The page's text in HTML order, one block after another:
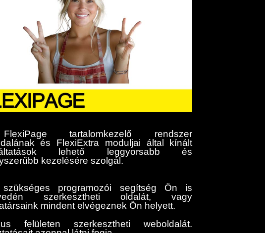
tartalomkezelő rendszer
és FlexiExtra moduljai által kínált
lehető leggyorsabb és
kezelésére szolgál.
programozói segítség Ön is
szerkesztheti oldalát, vagy
mindent elvégeznek Ön helyett.
felületen szerkesztheti weboldalát.